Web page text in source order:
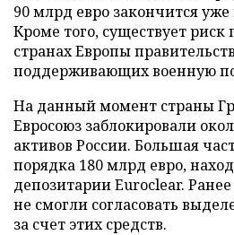
90 млрд евро закончится
Кроме того, существует риск
странах Европы
поддерживающих военную
На данный момент страны
Евросоюз заблокировали
активов России. Большая
порядка 180 млрд евро,
депозитарии Euroclear.
не смогли согласовать
за счет этих средств.